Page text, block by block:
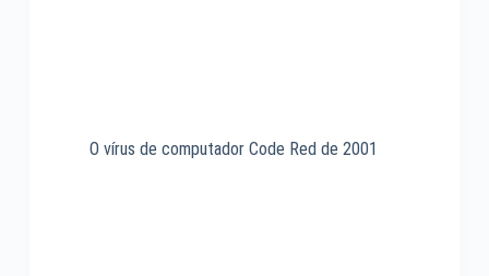
O vírus de computador Code Red de 2001